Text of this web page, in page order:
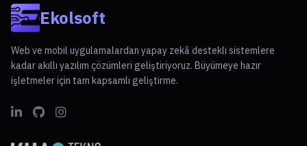
Ekolsoft
Web ve mobil uygulamalardan yapay zekâ destekli sistemlere
kadar akıllı yazılım çözümleri geliştiriyoruz. Büyümeye hazır
işletmeler için tam kapsamlı geliştirme.